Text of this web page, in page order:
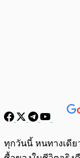
พร้อมเล่น
ทุกวันนี้ หนทางเดี